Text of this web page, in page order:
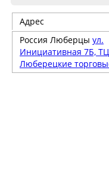
Адрес
Россия Люберцы ул.
Инициативная 7Б, ТЦ
Люберецкие